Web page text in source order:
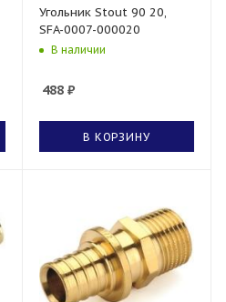
Угольник Stout 90 20,
SFA-0007-000020
В наличии
488₽
В КОРЗИНУ